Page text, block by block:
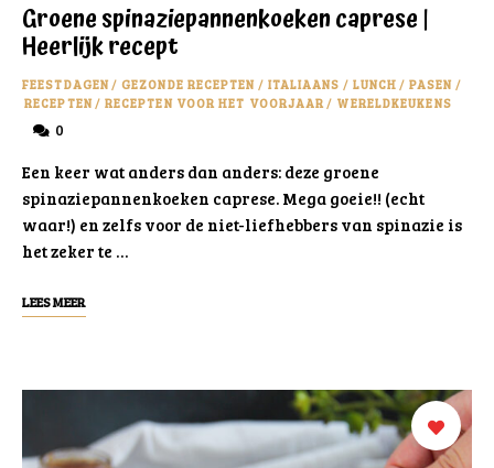
Groene spinaziepannenkoeken caprese |
Heerlijk recept
FEESTDAGEN/ GEZONDE RECEPTEN / ITALIAANS / LUNCH / PASEN /
RECEPTEN/ RECEPTEN VOOR HET VOORJAAR/ WERELDKEUKENS
0
Een keer wat anders dan anders: deze groene
spinaziepannenkoeken caprese. Mega goeie!! (echt
waar!) en zelfs voor de niet-liefhebbers van spinazie is
het zeker te …
LEES MEER